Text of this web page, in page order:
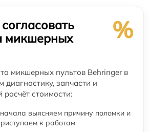
микшерных
%
микшерных пультов Behringer в
диагностику, запчасти и
стоимости:
выясняем причину поломки и
к работам